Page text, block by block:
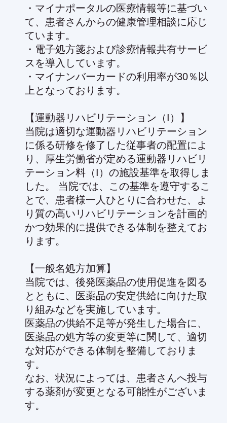
・マイナポータルの医療情報等に基づい
て、患者さんからの健康管理相談に応じ
ています。
・電子処方箋および診療情報共有サービ
スを導入しています。
・マイナンバーカードの利用率が30％以
上となっております。
【運動器リハビリテーション（I）】
当院は適切な運動器リハビリテーション
に係る研修を修了した従事者の配置によ
り、厚生労働省が定める運動器リハビリ
テーション料（I）の施設基準を取得しま
した。 当院では、この基準を遵守するこ
とで、患者様一人ひとりに合わせた、よ
り質の高いリハビリテーションを計画的
かつ効果的に提供できる体制を整えてお
ります。
【一般名処方加算】
当院では、後発医薬品の使用促進を図る
とともに、医薬品の安定供給に向けた取
り組みなどを実施しています。
医薬品の供給不足等が発生した場合に、
医薬品の処方等の変更等に関して、適切
な対応ができる体制を整備しておりま
す。
なお、状況によっては、患者さんへ投与
する薬剤が変更となる可能性がございま
す。